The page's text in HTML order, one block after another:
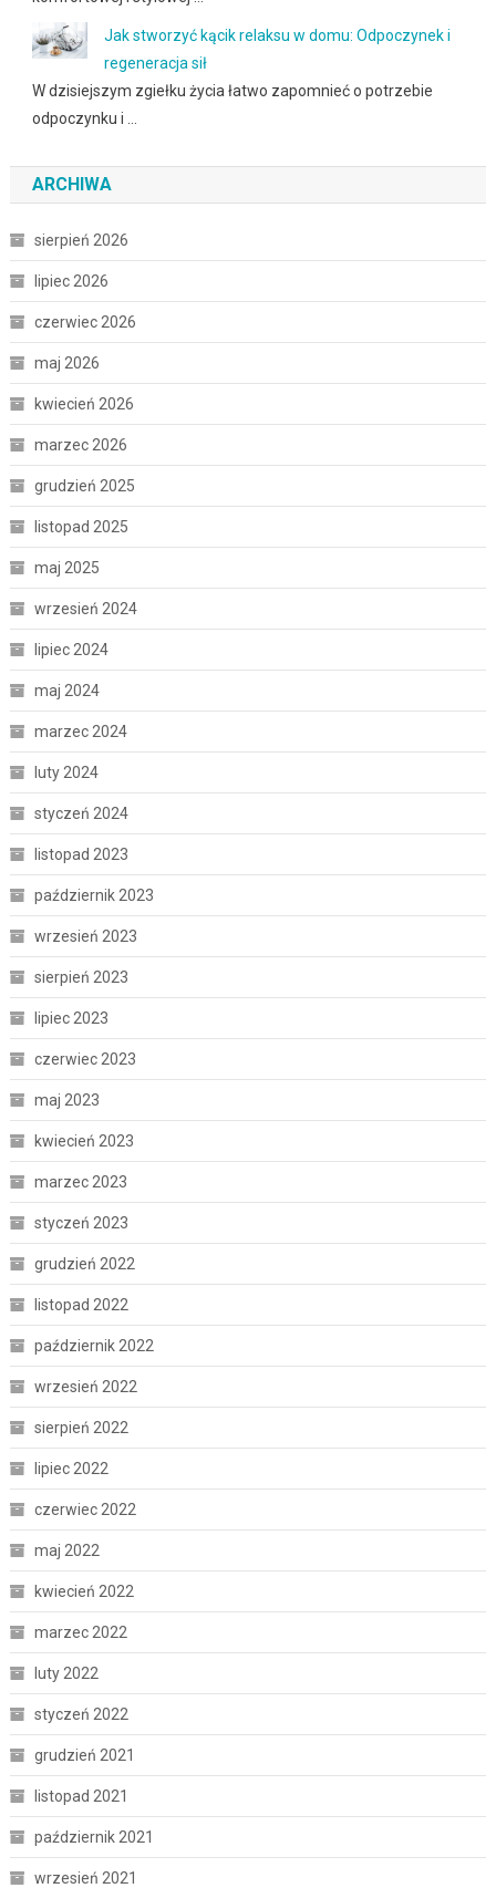
Jak stworzyć kącik relaksu w domu: Odpoczynek i
regeneracja sił
W dzisiejszym zgiełku życia łatwo zapomnieć o potrzebie
odpoczynku i …
ARCHIWA
sierpień 2026
lipiec 2026
czerwiec 2026
maj 2026
kwiecień 2026
marzec 2026
grudzień 2025
listopad 2025
maj 2025
wrzesień 2024
lipiec 2024
maj 2024
marzec 2024
luty 2024
styczeń 2024
listopad 2023
październik 2023
wrzesień 2023
sierpień 2023
lipiec 2023
czerwiec 2023
maj 2023
kwiecień 2023
marzec 2023
styczeń 2023
grudzień 2022
listopad 2022
październik 2022
wrzesień 2022
sierpień 2022
lipiec 2022
czerwiec 2022
maj 2022
kwiecień 2022
marzec 2022
luty 2022
styczeń 2022
grudzień 2021
listopad 2021
październik 2021
wrzesień 2021